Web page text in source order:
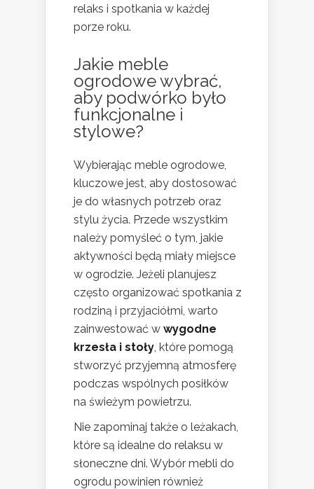
relaks i spotkania w każdej
porze roku.
Jakie meble
ogrodowe wybrać,
aby podwórko było
funkcjonalne i
stylowe?
Wybierając meble ogrodowe,
kluczowe jest, aby dostosować
je do własnych potrzeb oraz
stylu życia. Przede wszystkim
należy pomyśleć o tym, jakie
aktywności będą miały miejsce
w ogrodzie. Jeżeli planujesz
często organizować spotkania z
rodziną i przyjaciółmi, warto
zainwestować w wygodne
krzesła i stoły, które pomogą
stworzyć przyjemną atmosferę
podczas wspólnych posiłków
na świeżym powietrzu.
Nie zapominaj także o leżakach,
które są idealne do relaksu w
słoneczne dni. Wybór mebli do
ogrodu powinien również